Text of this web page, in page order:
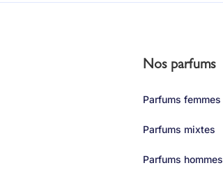
Nos parfums
Parfums femmes
Parfums mixtes
Parfums hommes